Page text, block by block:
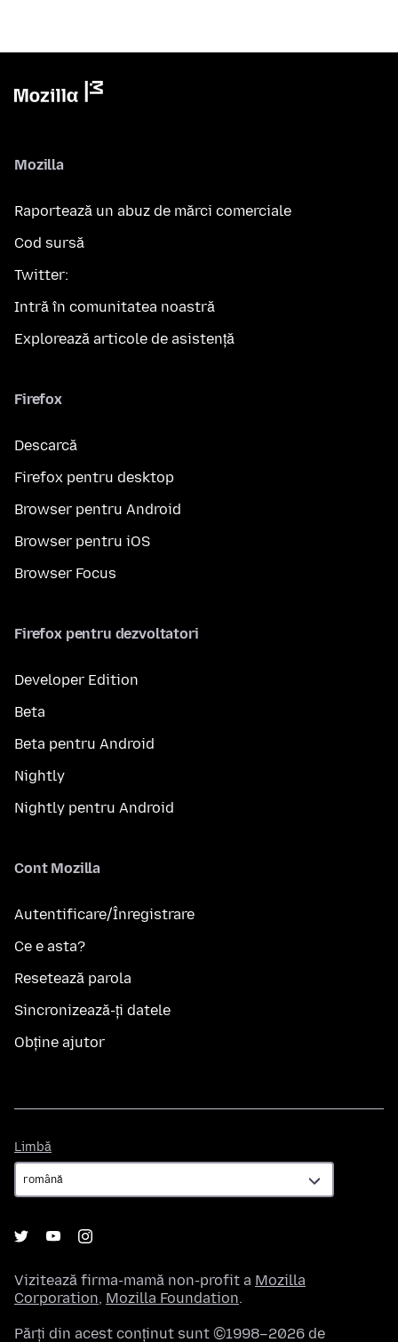
Mozilla
Raportează un abuz de mărci comerciale
Cod sursă
Twitter:
Intră în comunitatea noastră
Explorează articole de asistență
Firefox
Descarcă
Firefox pentru desktop
Browser pentru Android
Browser pentru iOS
Browser Focus
Firefox pentru dezvoltatori
Developer Edition
Beta
Beta pentru Android
Nightly
Nightly pentru Android
Cont Mozilla
Autentificare/Înregistrare
Ce e asta?
Resetează parola
Sincronizează-ți datele
Obține ajutor
Limbă
Vizitează firma-mamă non-profit a Mozilla
Corporation, Mozilla Foundation.
Părți din acest conținut sunt ©1998–2026 de